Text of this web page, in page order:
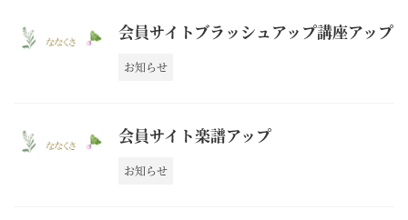
会員サイトブラッシュアップ講座アップ
お知らせ
会員サイト楽譜アップ
お知らせ